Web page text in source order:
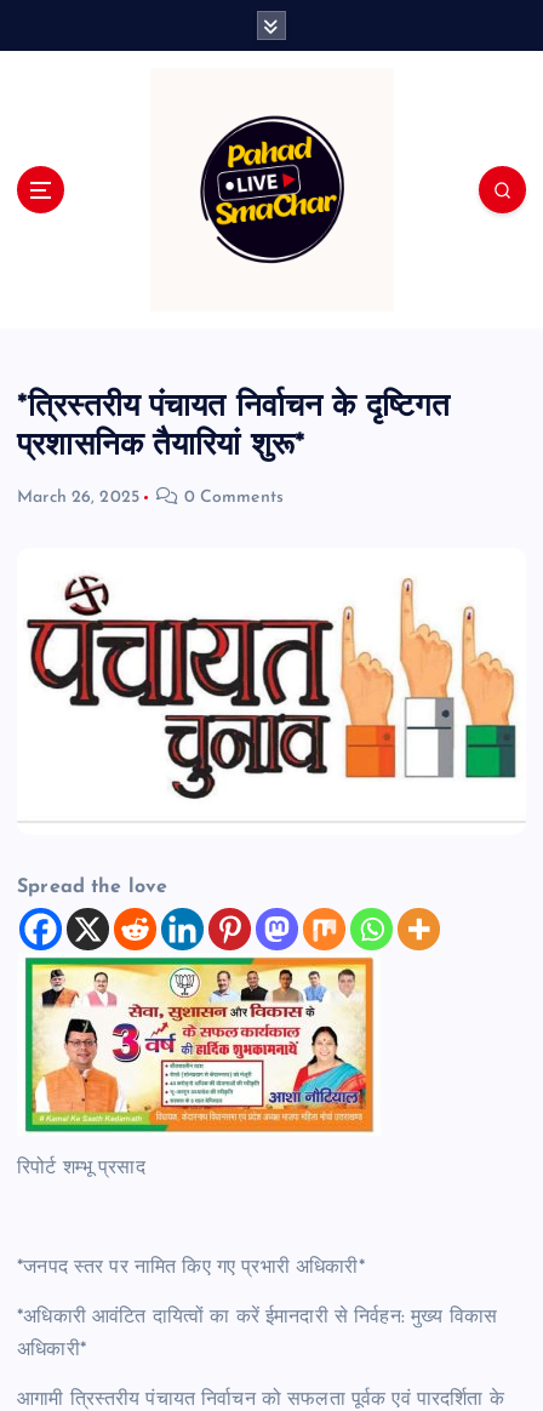
*त्रिस्तरीय पंचायत निर्वाचन के दृष्टिगत
प्रशासनिक तैयारियां शुरू*
March 26, 2025 0 Comments
Spread the love
रिपोर्ट शम्भू प्रसाद
*जनपद स्तर पर नामित किए गए प्रभारी अधिकारी*
*अधिकारी आवंटित दायित्वों का करें ईमानदारी से निर्वहन: मुख्य विकास
अधिकारी*
आगामी त्रिस्तरीय पंचायत निर्वाचन को सफलता पूर्वक एवं पारदर्शिता के